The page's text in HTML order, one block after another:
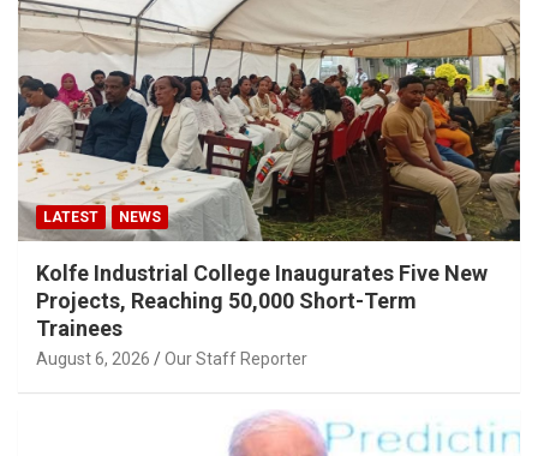
LATEST NEWS
Kolfe Industrial College Inaugurates Five New
Projects, Reaching 50,000 Short-Term
Trainees
August 6, 2026 Our Staff Reporter